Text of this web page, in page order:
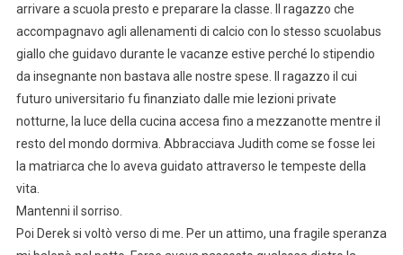
arrivare a scuola presto e preparare la classe. Il ragazzo che
accompagnavo agli allenamenti di calcio con lo stesso scuolabus
giallo che guidavo durante le vacanze estive perché lo stipendio
da insegnante non bastava alle nostre spese. Il ragazzo il cui
futuro universitario fu finanziato dalle mie lezioni private
notturne, la luce della cucina accesa fino a mezzanotte mentre il
resto del mondo dormiva. Abbracciava Judith come se fosse lei
la matriarca che lo aveva guidato attraverso le tempeste della
vita.
Mantenni il sorriso.
Poi Derek si voltò verso di me. Per un attimo, una fragile speranza